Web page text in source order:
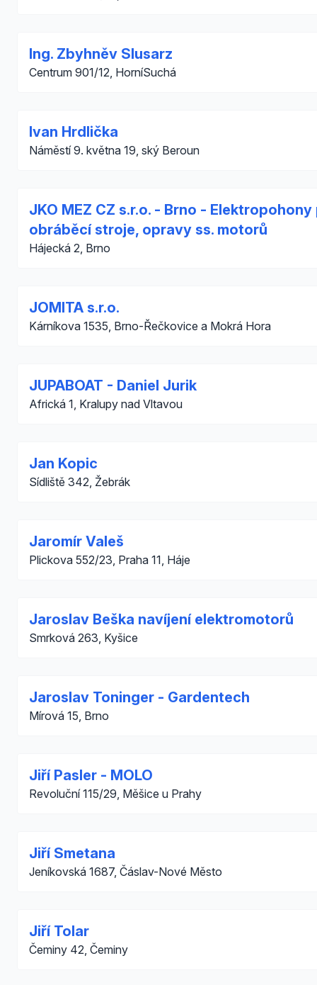
Ing. Zbyhněv Slusarz
Centrum 901/12, HorníSuchá
Ivan Hrdlička
Náměstí 9. května 19, ský Beroun
JKO MEZ CZ s.r.o. - Brno - Elektropohony
obráběcí stroje, opravy ss. motorů
Hájecká 2, Brno
JOMITA s.r.o.
Kárníkova 1535, Brno-Řečkovice a Mokrá Hora
JUPABOAT - Daniel Jurik
Africká 1, Kralupy nad Vltavou
Jan Kopic
Sídliště 342, Žebrák
Jaromír Valeš
Plickova 552/23, Praha 11, Háje
Jaroslav Beška navíjení elektromotorů
Smrková 263, Kyšice
Jaroslav Toninger - Gardentech
Mírová 15, Brno
Jiří Pasler - MOLO
Revoluční 115/29, Měšice u Prahy
Jiří Smetana
Jeníkovská 1687, Čáslav-Nové Město
Jiří Tolar
Čeminy 42, Čeminy